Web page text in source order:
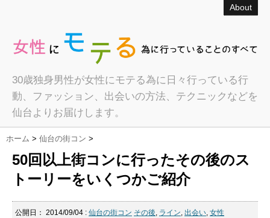
About
30歳独身男性が女性にモテる為に日々行っている行
動、ファッション、出会いの方法、テクニックなどを
仙台よりお届けします。
ホーム > 仙台の街コン >
50回以上街コンに行ったその後のス
トーリーをいくつかご紹介
公開日： 2014/09/04 : 仙台の街コン その後, ライン, 出会い, 女性